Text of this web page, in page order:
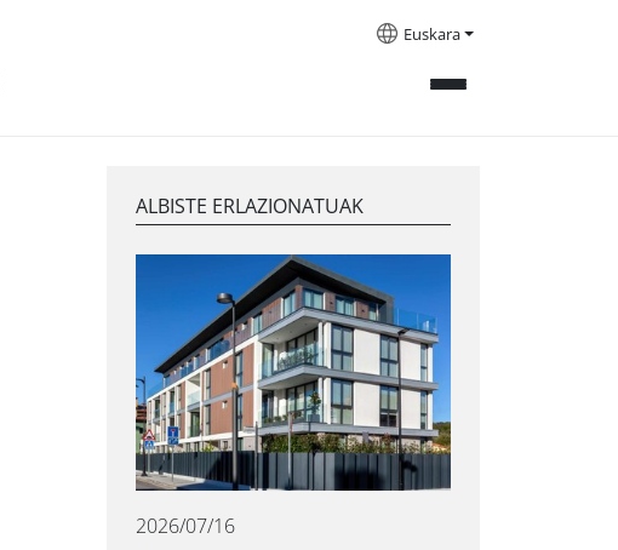
Euskara
ALBISTE ERLAZIONATUAK
2026/07/16